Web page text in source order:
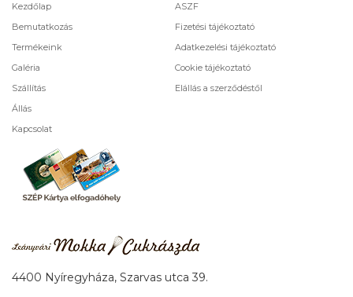
Kezdőlap
Bemutatkozás
Termékeink
Galéria
Szállítás
Állás
Kapcsolat
ASZF
Fizetési tájékoztató
Adatkezelési tájékoztató
Cookie tájékoztató
Elállás a szerződéstől
4400 Nyíregyháza, Szarvas utca 39.